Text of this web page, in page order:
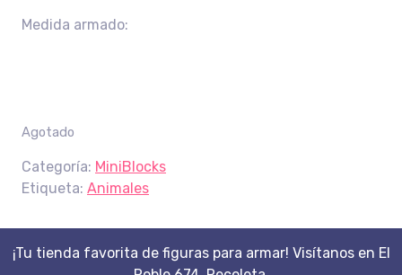
Medida armado:
Agotado
Categoría: MiniBlocks
Etiqueta: Animales
¡Tu tienda favorita de figuras para armar! Visítanos en El